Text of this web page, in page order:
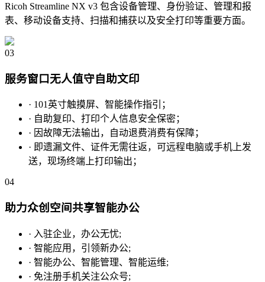
Ricoh Streamline NX v3 包含设备管理、身份验证、管理和报
表、移动设备支持、扫描和捕获以及安全打印等重要方面。
03
服务窗口无人值守自助文印
· 101英寸触摸屏、智能操作指引；
· 自助复印、打印个人信息安全保密；
· 因故障无法输出，自动退费消费有保障；
· 即遗漏文件、证件无需往返，可远程电脑或手机上发
送，现场终端上打印输出；
04
助力众创空间共享智能办公
· 入驻企业，办公无忧;
· 智能应用，引领新办公;
· 智能办公、智能管理、智能运维;
· 免注册手机关注公众号;